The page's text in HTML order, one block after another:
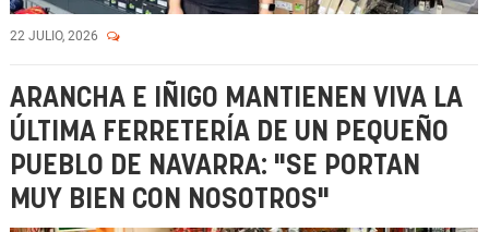
22 JULIO, 2026
ARANCHA E IÑIGO MANTIENEN VIVA LA
ÚLTIMA FERRETERÍA DE UN PEQUEÑO
PUEBLO DE NAVARRA: "SE PORTAN
MUY BIEN CON NOSOTROS"